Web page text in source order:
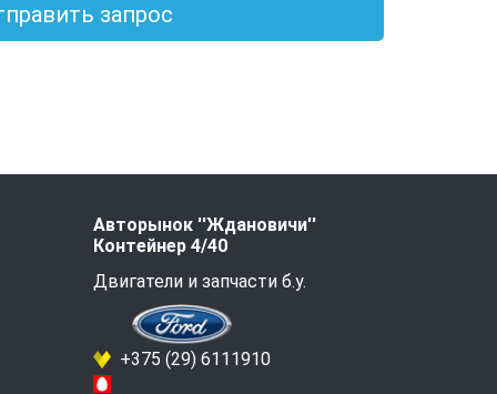
запрос
Авторынок ''Ждановичи''
Контейнер 4/40
Двигатели и запчасти б.у.
+375 (29) 6111910